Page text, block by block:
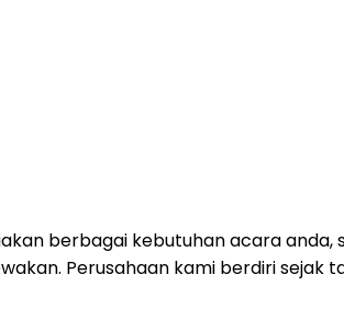
berbagai kebutuhan acara anda,
Perusahaan kami berdiri sejak